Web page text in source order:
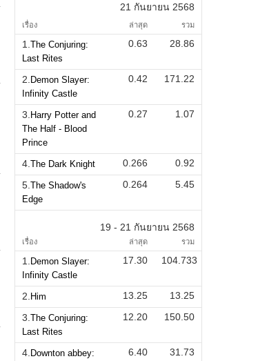
21 กันยายน 2568
เรื่อง ล่าสุด รวม
1. The Conjuring:
Last Rites
0.63 28.86
2. Demon Slayer:
Infinity Castle
0.42 171.22
3. Harry Potter and
The Half - Blood
Prince
0.27 1.07
4. The Dark Knight 0.266
0.92
5. The Shadow's
Edge
0.264 5.45
19 - 21 กันยายน 2568
เรื่อง ล่าสุด รวม
1. Demon Slayer:
Infinity Castle
17.30 104.733
2. Him 13.25
13.25
3. The Conjuring:
Last Rites
12.20 150.50
4. Downton abbey: 6.40 31.73